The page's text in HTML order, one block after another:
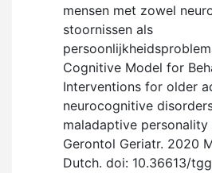
mensen met zowel
stoornissen als
Cognitive Model for
Interventions for older
neurocognitive
maladaptive
Gerontol Geriatr. 2020
Dutch. doi: 10.36613/